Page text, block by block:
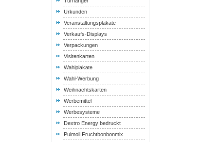
Urkunden
Veranstaltungsplakate
Verkaufs-Displays
Verpackungen
Visitenkarten
Wahlplakate
Wahl-Werbung
Weihnachtskarten
Werbemittel
Werbesysteme
Dextro Energy bedruckt
Pulmoll Fruchtbonbonmix